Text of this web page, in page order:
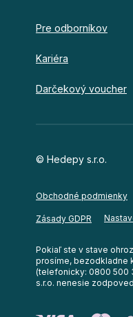
Pre odborníkov
Kariéra
Darčekový voucher
© Hedepy s.r.o.
Obchodné podmienky
Zásady GDPR
Pokiaľ ste v stave
prosíme, bezodkladne
(telefonicky: 0800 500
s.r.o. nenesie